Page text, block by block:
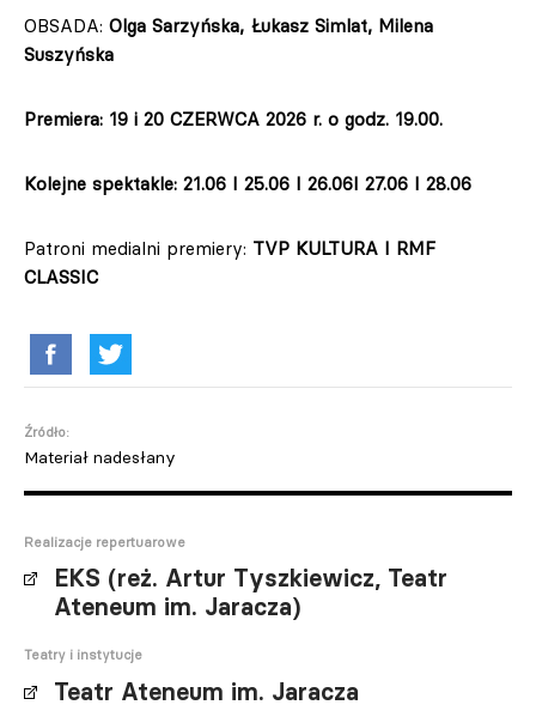
OBSADA: Olga Sarzyńska, Łukasz Simlat, Milena
Suszyńska
Premiera: 19 i 20 CZERWCA 2026 r. o godz. 19.00.
Kolejne spektakle: 21.06 I 25.06 I 26.06I 27.06 I 28.06
Patroni medialni premiery: TVP KULTURA I RMF
CLASSIC
Źródło:
Materiał nadesłany
Realizacje repertuarowe
EKS (reż. Artur Tyszkiewicz, Teatr
Ateneum im. Jaracza)
Teatry i instytucje
Teatr Ateneum im. Jaracza